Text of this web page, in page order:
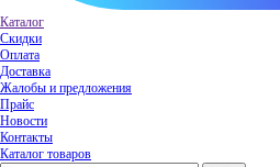
Каталог
Скидки
Оплата
Доставка
Жалобы и предложения
Прайс
Новости
Контакты
Каталог товаров